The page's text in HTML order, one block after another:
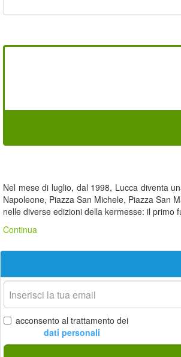
Nel mese di luglio, dal 1998, Lucca diventa
Napoleone, Piazza San Michele, Piazza San
nelle diverse edizioni della kermesse: il primo
Continua
La
tua
email
acconsento al trattamento dei
dati personali